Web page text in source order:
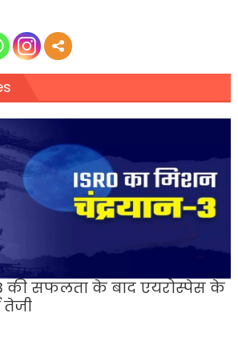
की सफलता के बाद एयरोस्पेस के